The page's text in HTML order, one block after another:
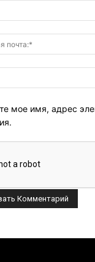
мое имя, адрес